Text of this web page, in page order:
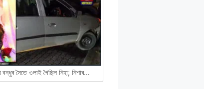
সৈতে ওলাই গৈছিল নিহা; নিশাৰ…